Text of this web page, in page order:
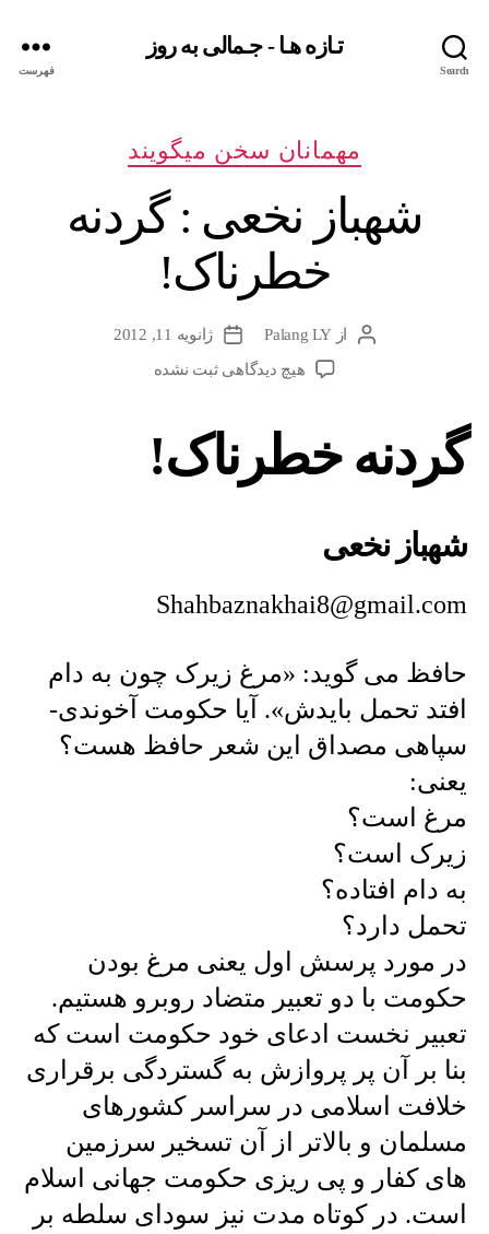
Search
تـازه هـا - جـمالی به روز
فهرست
دسته‌ها
مهمانان سخن میگویند
شهباز نخعی : گردنه
خطرناک!
نویسندهٔ
نوشته
ازPalang LY
تاریخژانویه 11, 2012
هیچ دیدگاهیبرای
:
گردنه
ثبت نشده
گردنه خطرناک!
شهباز نخعی
Shahbaznakhai8@gmail.com
حافظ می گوید: «مرغ زیرک چون به دام
افتد تحمل بایدش». آیا حکومت آخوندی-
سپاهی مصداق این شعر حافظ هست؟
یعنی:
مرغ است؟
زیرک است؟
به دام افتاده؟
تحمل دارد؟
در مورد پرسش اول یعنی مرغ بودن
حکومت با دو تعبیر متضاد روبرو هستیم.
تعبیر نخست ادعای خود حکومت است که
بنا بر آن پر پروازش به گستردگی برقراری
خلافت اسلامی در سراسر کشورهای
مسلمان و بالاتر از آن تسخیر سرزمین
های کفار و پی ریزی حکومت جهانی اسلام
است. در کوتاه مدت نیز سودای سلطه بر